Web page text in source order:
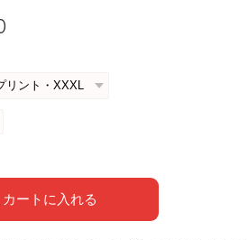
カートに入れる